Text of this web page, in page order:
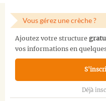
Vous gérez une crèche ?
Ajoutez votre structure
vos informations en
Déjà